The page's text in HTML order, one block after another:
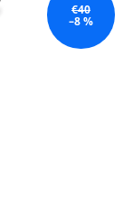
€40
–8 %